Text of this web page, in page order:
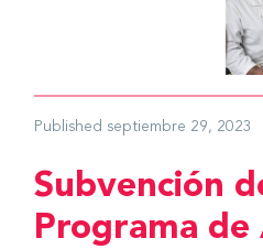
Published septiembre 29, 2023
Subvención
Programa